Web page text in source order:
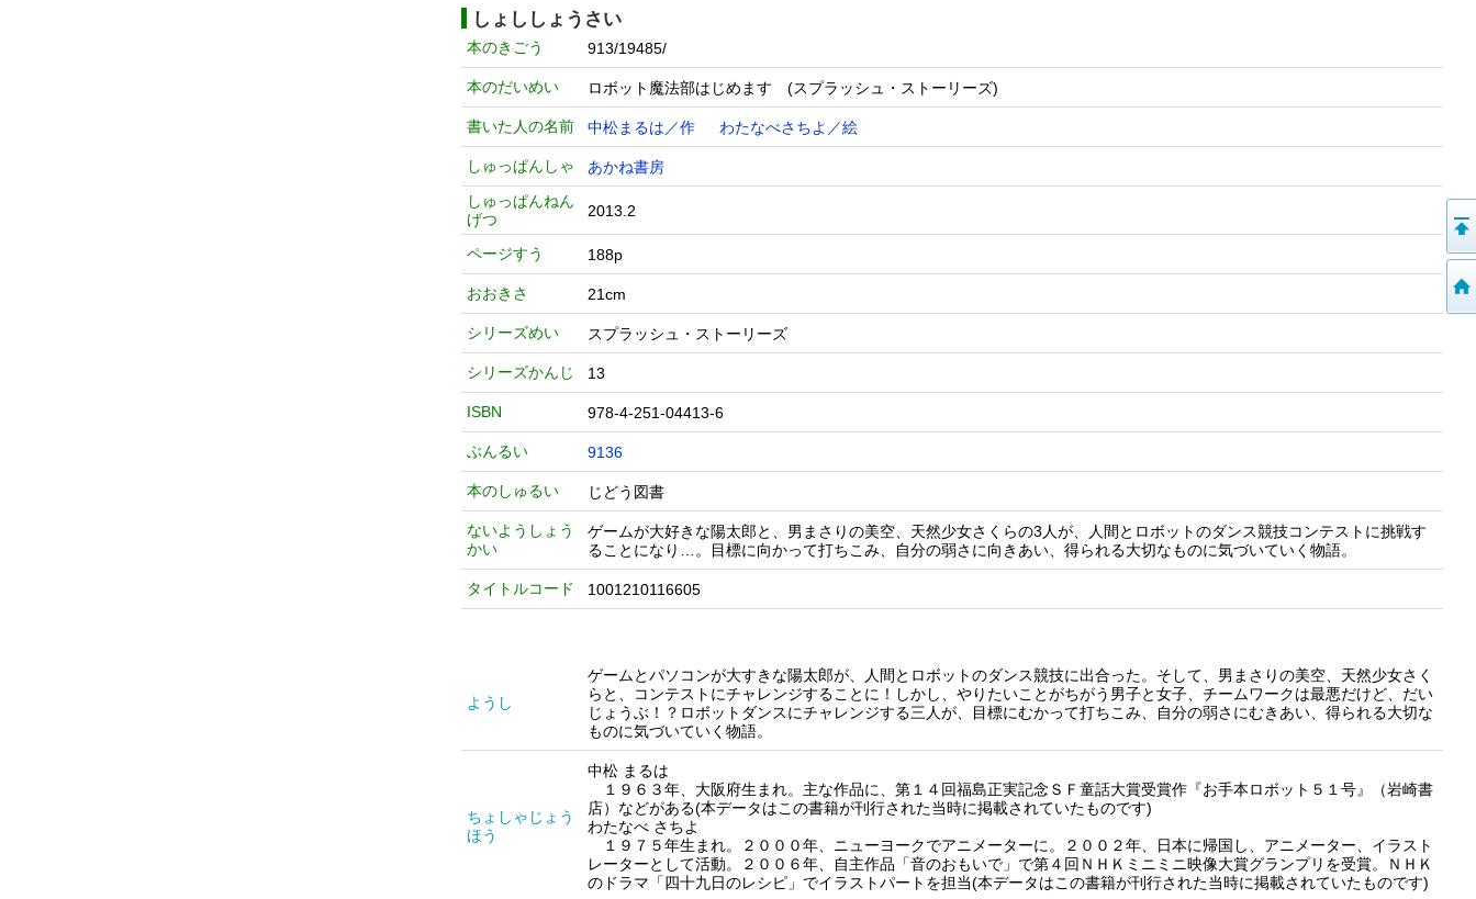
しょししょうさい
本のきごう 913/19485/
本のだいめい ロボット魔法部はじめます (スプラッシュ・ストーリーズ)
書いた人の名前 中松まるは／作 わたなべさちよ／絵
しゅっぱんしゃ
あかね書房
しゅっぱんねん
げつ
2013.2
ページすう 188p
おおきさ 21cm
シリーズめい スプラッシュ・ストーリーズ
シリーズかんじ 13
ISBN 978-4-251-04413-6
ぶんるい 9136
本のしゅるい じどう図書
ないようしょう
かい
ゲームが大好きな陽太郎と、男まさりの美空、天然少女さくらの3人が、人間とロボットのダンス競技コンテストに挑戦す
ることになり…。目標に向かって打ちこみ、自分の弱さに向きあい、得られる大切なものに気づいていく物語。
タイトルコード 1001210116605
ようし
ゲームとパソコンが大すきな陽太郎が、人間とロボットのダンス競技に出合った。そして、男まさりの美空、天然少女さく
らと、コンテストにチャレンジすることに！しかし、やりたいことがちがう男子と女子、チームワークは最悪だけど、だい
じょうぶ！？ロボットダンスにチャレンジする三人が、目標にむかって打ちこみ、自分の弱さにむきあい、得られる大切な
ものに気づいていく物語。
ちょしゃじょう
ほう
中松 まるは
１９６３年、大阪府生まれ。主な作品に、第１４回福島正実記念ＳＦ童話大賞受賞作『お手本ロボット５１号』（岩崎書
店）などがある(本データはこの書籍が刊行された当時に掲載されていたものです)
わたなべ さちよ
１９７５年生まれ。２０００年、ニューヨークでアニメーターに。２００２年、日本に帰国し、アニメーター、イラスト
レーターとして活動。２００６年、自主作品「音のおもいで」で第４回ＮＨＫミニミニ映像大賞グランプリを受賞。ＮＨＫ
のドラマ「四十九日のレシピ」でイラストパートを担当(本データはこの書籍が刊行された当時に掲載されていたものです)